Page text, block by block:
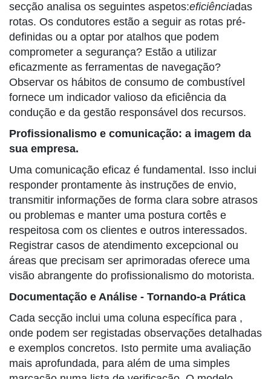
secção analisa os seguintes aspetos:eficiênciadas
rotas. Os condutores estão a seguir as rotas pré-
definidas ou a optar por atalhos que podem
comprometer a segurança? Estão a utilizar
eficazmente as ferramentas de navegação?
Observar os hábitos de consumo de combustível
fornece um indicador valioso da eficiência da
condução e da gestão responsável dos recursos.
Profissionalismo e comunicação: a imagem da
sua empresa.
Uma comunicação eficaz é fundamental. Isso inclui
responder prontamente às instruções de envio,
transmitir informações de forma clara sobre atrasos
ou problemas e manter uma postura cortês e
respeitosa com os clientes e outros interessados.
Registrar casos de atendimento excepcional ou
áreas que precisam ser aprimoradas oferece uma
visão abrangente do profissionalismo do motorista.
Documentação e Análise - Tornando-a Prática
Cada secção inclui uma coluna específica para ,
onde podem ser registadas observações detalhadas
e exemplos concretos. Isto permite uma avaliação
mais aprofundada, para além de uma simples